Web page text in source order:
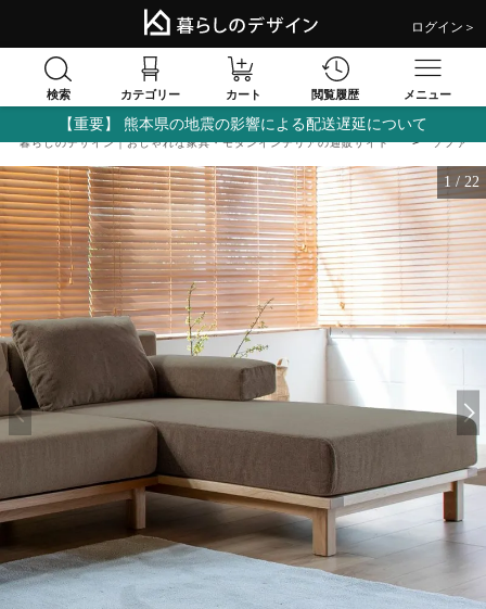
ログイン＞
検索 カテゴリー カート 閲覧履歴 メニュー
【重要】 熊本県の地震の影響による配送遅延について
暮らしのデザイン｜おしゃれな家具・モダンインテリアの通販サイト ソファ
1 / 22